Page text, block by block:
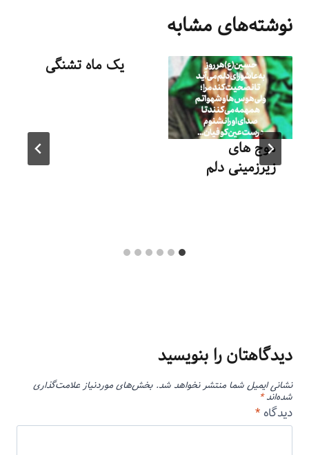
نوشته‌های مشابه
موج های
زیرزمینی دلم
یک ماه تشنگی
دیدگاهتان را بنویسید
نشانی ایمیل شما منتشر نخواهد شد. بخش‌های موردنیاز علامت‌گذاری
شده‌اند*
دیدگاه *